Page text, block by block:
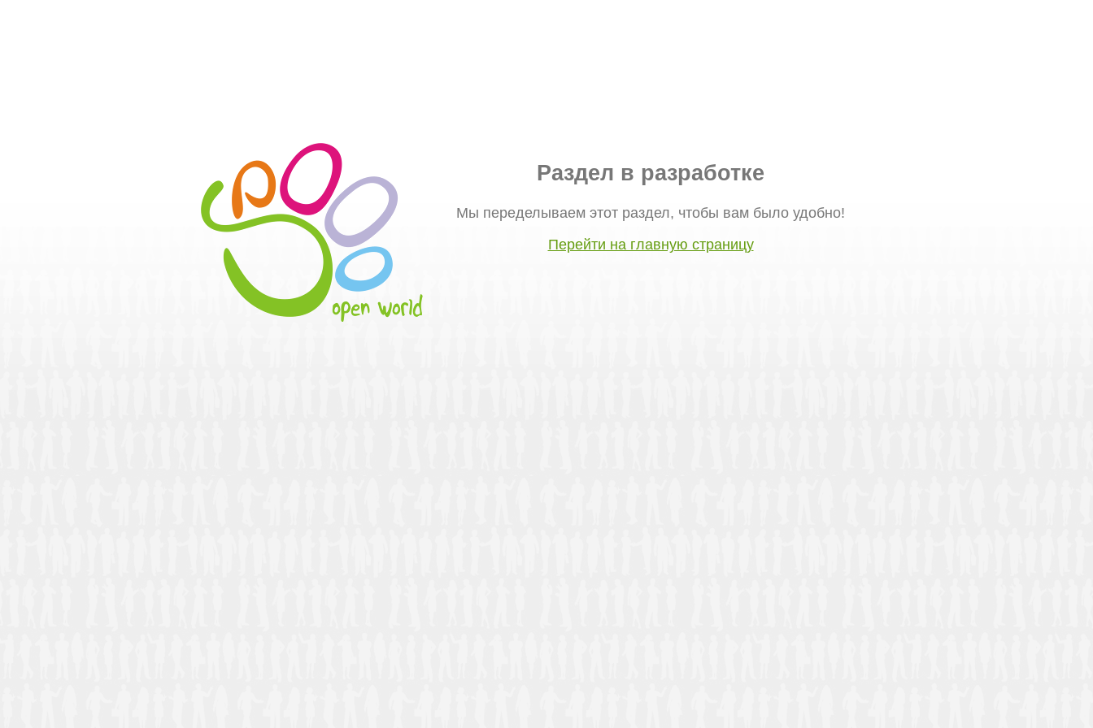
Раздел в разработке
Мы переделываем этот раздел, чтобы вам было удобно!
Перейти на главную страницу